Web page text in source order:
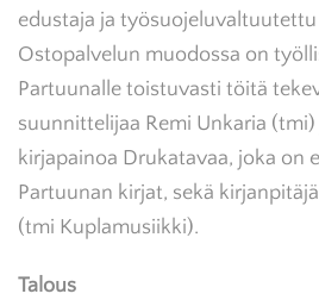
edustaja ja
Ostopalvelun muodossa on
Partuunalle toistuvasti töitä
suunnittelijaa Remi Unkaria
kirjapainoa Drukatavaa, joka on
Partuunan kirjat, sekä
(tmi Kuplamusiikki).
Talous